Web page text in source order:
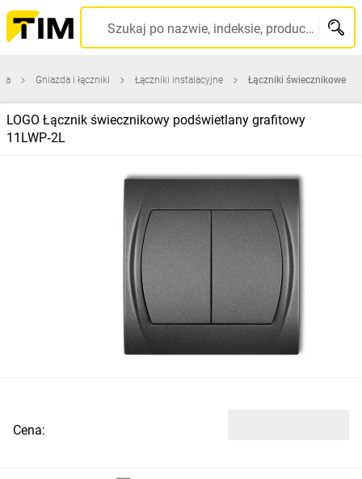
Szukaj po nazwie, indeksie, producencie, kodzie kreskowym...
Gniazda i łączniki Łączniki instalacyjne Łączniki świecznikowe
LOGO Łącznik świecznikowy podświetlany grafitowy
11LWP‑2L
Cena: